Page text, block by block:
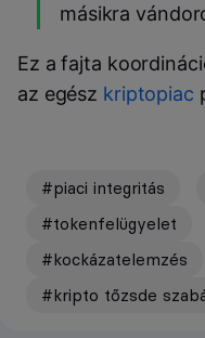
másikra
Ez a fajta
az egész kriptopiac
#piaci integritás
#tokenfelügyelet
#kockázatelemzés
#kripto tőzsde